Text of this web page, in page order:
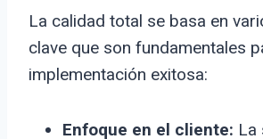
La calidad total se basa en
clave que son fundamentales
implementación exitosa:
Enfoque en el cliente: La